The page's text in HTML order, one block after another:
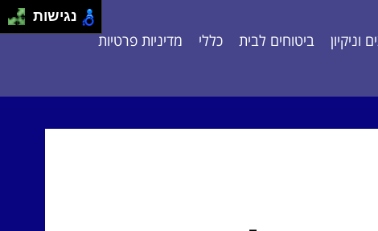
וניקיון ביטוחים לבית כללי מדיניות פרטיות
נגישות